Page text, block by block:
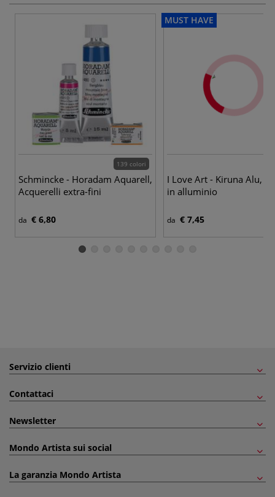
139 colori
Schmincke - Horadam Aquarell,
Acquerelli extra-fini
da € 6,80
MUST HAVE
I Love Art - Kiruna Alu,
in alluminio
da € 7,45
Servizio clienti
Contattaci
Newsletter
Mondo Artista sui social
La garanzia Mondo Artista